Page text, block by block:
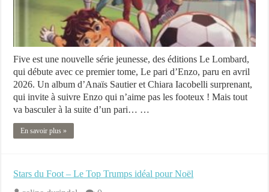
Five est une nouvelle série jeunesse, des éditions Le Lombard,
qui débute avec ce premier tome, Le pari d’Enzo, paru en avril
2026. Un album d’Anaïs Sautier et Chiara Iacobelli surprenant,
qui invite à suivre Enzo qui n’aime pas les footeux ! Mais tout
va basculer à la suite d’un pari… …
En savoir plus »
Stars du Foot – Le Top Trumps idéal pour Noël